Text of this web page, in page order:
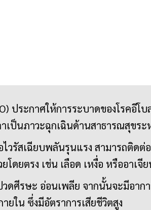
ประกาศให้การระบาดของโรคอีโ
เป็นภาวะฉุกเฉินด้านสาธารณสุขระ
ไวรัสเฉียบพลันรุนแรง สามารถติด
ดยตรง เช่น เลือด เหงื่อ หรืออาเจี
วดศีรษะ อ่อนเพลีย จากนั้นจะมีอาก
ยใน ซึ่งมีอัตราการเสียชีวิตสูง